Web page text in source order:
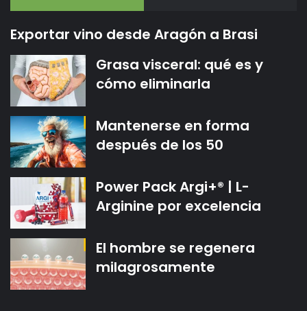
Exportar vino desde Aragón a Brasi
Grasa visceral: qué es y
cómo eliminarla
Mantenerse en forma
después de los 50
Power Pack Argi+® | L-
Arginine por excelencia
El hombre se regenera
milagrosamente